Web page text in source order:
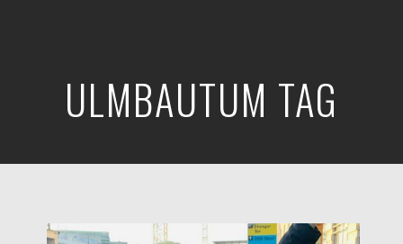
ULMBAUTUM TAG